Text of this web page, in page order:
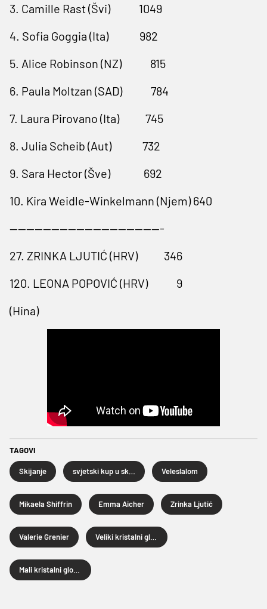
3. Camille Rast (Švi) 1049
4. Sofia Goggia (Ita) 982
5. Alice Robinson (NZ) 815
6. Paula Moltzan (SAD) 784
7. Laura Pirovano (Ita) 745
8. Julia Scheib (Aut) 732
9. Sara Hector (Šve) 692
10. Kira Weidle-Winkelmann (Njem) 640
-------------------------------------
27. ZRINKA LJUTIĆ (HRV) 346
120. LEONA POPOVIĆ (HRV) 9
(Hina)
TAGOVI
Skijanje Veleslalom
Mikaela Shiffrin Emma Aicher Zrinka Ljutić
Valerie Grenier